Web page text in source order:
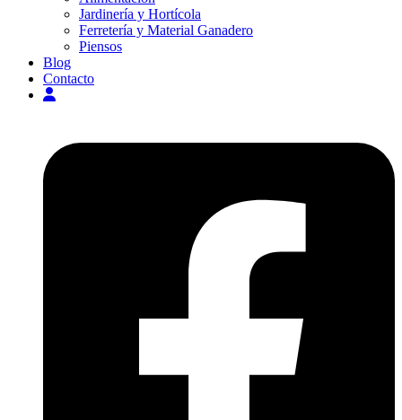
Jardinería y Hortícola
Ferretería y Material Ganadero
Piensos
Blog
Contacto